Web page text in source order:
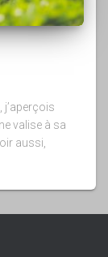
j’aperçois
valise à sa
aussi,